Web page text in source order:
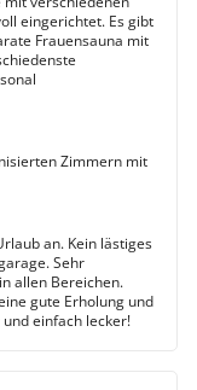
eingerichtet. Es gibt
Frauensauna mit
Zimmern mit
an. Kein lästiges
Sehr
allen Bereichen.
gute Erholung und
einfach lecker!